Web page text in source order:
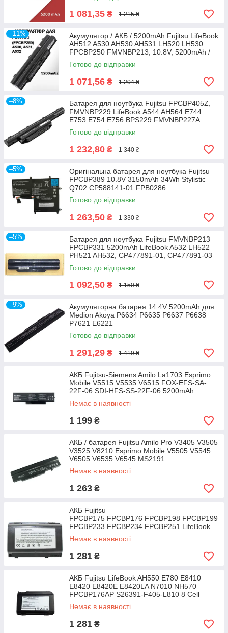
1 081,35 ₴ 1 215 ₴
–11%
Акумулятор / АКБ / 5200mAh Fujitsu LifeBook
AH512 A530 AH530 AH531 LH520 LH530
FPCBP250 FMVNBP213, 10.8V, 5200mAh /
56Wh
Готово до відправки
1 071,56 ₴ 1 204 ₴
–8%
Батарея для ноутбука Fujitsu FPCBP405Z,
FMVNBP229 LifeBook A544 AH564 E744
E753 E754 E756 BPS229 FMVNBP227A
FMVNBP231 FMVNBP23
Готово до відправки
1 232,80 ₴ 1 340 ₴
–5%
Оригінальна батарея для ноутбука Fujitsu
FPCBP389 10.8V 3150mAh 34Wh Stylistic
Q702 CP588141-01 FPB0286
Готово до відправки
1 263,50 ₴ 1 330 ₴
–5%
Батарея для ноутбука Fujitsu FMVNBP213
FPCBP331 5200mAh LifeBook A532 LH522
PH521 AH532, CP477891-01, CP477891-03
Готово до відправки
1 092,50 ₴ 1 150 ₴
–9%
Акумуляторна батарея 14.4V 5200mAh для
Medion Akoya P6634 P6635 P6637 P6638
P7621 E6221
Готово до відправки
1 291,29 ₴ 1 419 ₴
АКБ Fujitsu-Siemens Amilo La1703 Esprimo
Mobile V5515 V5535 V6515 FOX-EFS-SA-
22F-06 SDI-HFS-SS-22F-06 5200mAh
Немає в наявності
1 199 ₴
АКБ / батарея Fujitsu Amilo Pro V3405 V3505
V3525 V8210 Esprimo Mobile V5505 V5545
V6505 V6535 V6545 MS2191
Немає в наявності
1 263 ₴
АКБ Fujitsu
FPCBP175 FPCBP176 FPCBP198 FPCBP199
FPCBP233 FPCBP234 FPCBP251 LifeBook
A1220 A6210 A6220 A6230
Немає в наявності
1 281 ₴
АКБ Fujitsu LifeBook AH550 E780 E8410
E8420 E8420E E8420LA N7010 NH570
FPCBP176AP S26391-F405-L810 8 Cell
Немає в наявності
1 281 ₴